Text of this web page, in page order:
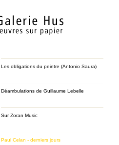
Les obligations du peintre (Antonio Saura)
Déambulations de Guillaume Lebelle
Sur Zoran Music
Paul Celan - derniers jours